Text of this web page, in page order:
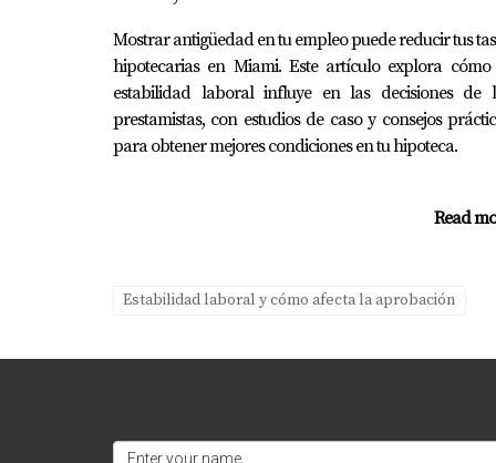
La validación de tus documentos laborales
agente hipotecario o un asesor financiero
Carlos, Ana y Luis demuestran que tener el
futuro financiero o profesional, no dudes
pasado.
¿Cuánto tiempo toma validar mis
El tiempo puede variar dependiendo del
Mostrar antigüedad en tu empleo puede reducir tus
hipotecarias en Miami. Este artículo explora
estabilidad laboral influye en las decisiones de
prestamistas, con estudios de caso y consejos
para obtener mejores condiciones en tu hipoteca.
Read
Estabilidad laboral y cómo afecta la aprobación